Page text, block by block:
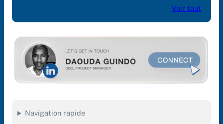
Voir tout
Navigation rapide